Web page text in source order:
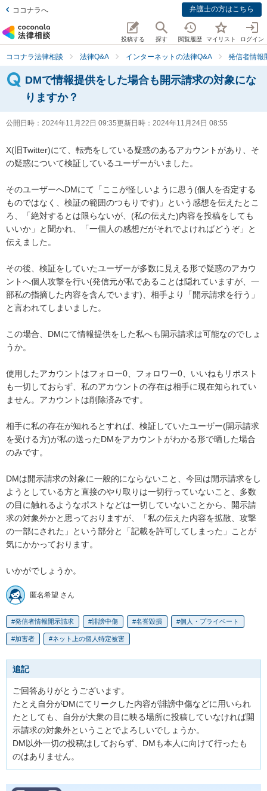
ココナラへ 弁護士の方はこちら
投稿する 探す 閲覧履歴 マイリスト ログイン
ココナラ法律相談 法律Q&A インターネットの法律Q&A 発信者情報
DMで情報提供をした場合も開示請求の対象にな
りますか？
公開日時： 2024年11月22日 09:35更新日時： 2024年11月24日 08:55
X(旧Twitter)にて、転売をしている疑惑のあるアカウントがあり、そ
の疑惑について検証しているユーザーがいました。
そのユーザーへDMにて「ここが怪しいように思う(個人を否定する
ものではなく、検証の範囲のつもりです)」という感想を伝えたとこ
ろ、「絶対するとは限らないが、(私の伝えた)内容を投稿をしても
いいか」と聞かれ、「一個人の感想だがそれでよければどうぞ」と
伝えました。
その後、検証をしていたユーザーが多数に見える形で疑惑のアカウ
ントへ個人攻撃を行い(発信元が私であることは隠れていますが、一
部私の指摘した内容を含んでいます)、相手より「開示請求を行う」
と言われてしまいました。
この場合、DMにて情報提供をした私へも開示請求は可能なのでしょ
うか。
使用したアカウントはフォロー0、フォロワー0、いいねもリポスト
も一切しておらず、私のアカウントの存在は相手に現在知られてい
ません。アカウントは削除済みです。
相手に私の存在が知れるとすれば、検証していたユーザー(開示請求
を受ける方)が私の送ったDMをアカウントがわかる形で晒した場合
のみです。
DMは開示請求の対象に一般的にならないこと、今回は開示請求をし
ようとしている方と直接のやり取りは一切行っていないこと、多数
の目に触れるようなポストなどは一切していないことから、開示請
求の対象外かと思っておりますが、「私の伝えた内容を拡散、攻撃
の一部にされた」という部分と「記載を許可してしまった」ことが
気にかかっております。
いかがでしょうか。
匿名希望 さん
発信者情報開示請求 誹謗中傷 名誉毀損 個人・プライベート
加害者 ネット上の個人特定被害
追記
ご回答ありがとうございます。
たとえ自分がDMにてリークした内容が誹謗中傷などに用いられ
たとしても、自分が大衆の目に映る場所に投稿していなければ開
示請求の対象外ということでよろしいでしょうか。
DM以外一切の投稿はしておらず、DMも本人に向けて行ったも
のはありません。